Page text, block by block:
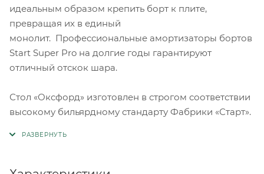
идеальным образом крепить борт к плите,
превращая их в единый
монолит. Профессиональные амортизаторы бортов
Start Super Pro на долгие годы гарантируют
отличный отскок шара.
Стол «Оксфорд» изготовлен в строгом соответствии
высокому бильярдному стандарту Фабрики «Старт».